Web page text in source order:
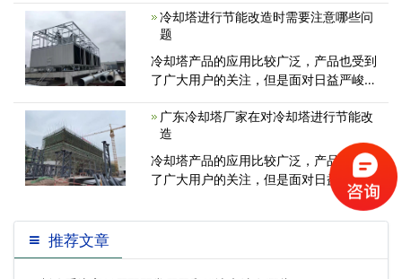
循环水的热交换保证降温效果。由于是闭
式循环，其能够保证水质不受污染，<
冷却塔进行节能改造时需要注意哪些问
题
冷却塔产品的应用比较广泛，产品也受到
了广大用户的关注，但是面对日益严峻的
广东冷却塔厂家在对冷却塔进行节能改
造
冷却塔产品的应用比较广泛，产品也受到
了广大用户的关注，但是面对日益严峻的
环保问题，对冷却塔的节能改造迫在眉
推荐文章